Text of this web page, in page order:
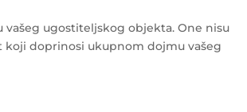
ugostiteljskog objekta. One nisu
koji doprinosi ukupnom dojmu vašeg